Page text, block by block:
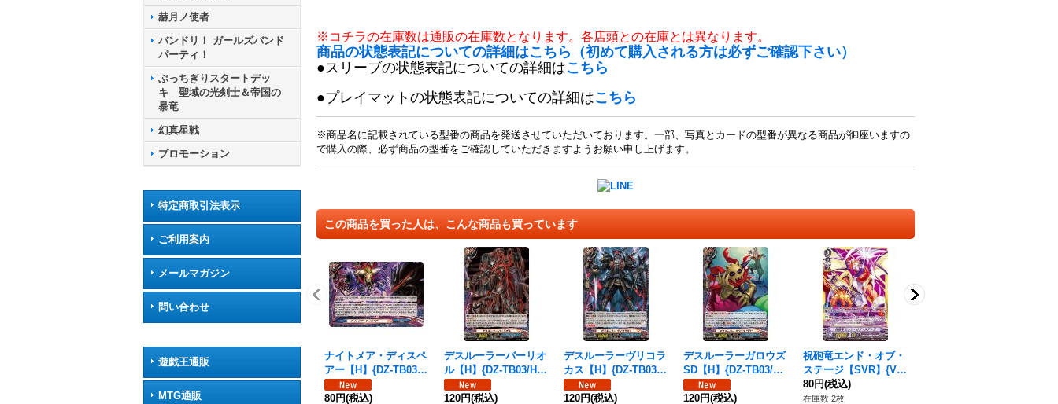
赫月ノ使者
バンドリ！ ガールズバンド
パーティ！
ぶっちぎりスタートデッ
キ 聖域の光剣士＆帝国の
暴竜
幻真星戦
プロモーション
特定商取引法表示
ご利用案内
メールマガジン
問い合わせ
遊戯王通販
MTG通販
※コチラの在庫数は通販の在庫数となります。各店頭との在庫とは異なります。
商品の状態表記についての詳細はこちら（初めて購入される方は必ずご確認下さい）
●スリーブの状態表記についての詳細はこちら
●プレイマットの状態表記についての詳細はこちら
※商品名に記載されている型番の商品を発送させていただいております。一部、写真とカードの型番が異なる商品が御座いますの
で購入の際、必ず商品の型番をご確認していただきますようお願い申し上げます。
この商品を買った人は、こんな商品も買っています
ナイトメア・ディスペ
アー【H】{DZ-TB03/H
64}《バディファイ
ト》
80円(税込)
デスルーラーバーリオ
ル【H】{DZ-TB03/H7
5}《バディファイト》
120円(税込)
デスルーラーヴリコラ
カス【H】{DZ-TB03/H
53}《バディファイ
ト》
120円(税込)
デスルーラーガロウズ
SD【H】{DZ-TB03/H7
4}《バディファイト》
120円(税込)
祝砲竜エンド・オブ・
ステージ【SVR】{V-B
T04/SV05}《ペイルム
ーン》
80円(税込)
在庫数 2枚